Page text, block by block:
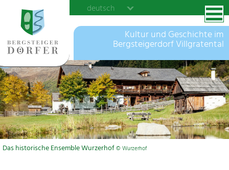
deutsch
Kultur und Geschichte im
Bergsteigerdorf Villgratental
Das historische Ensemble Wurzerhof© Wurzerhof